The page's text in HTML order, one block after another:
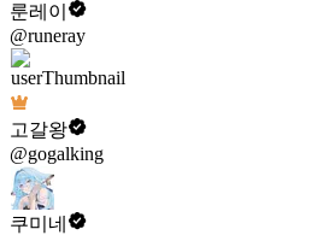
룬레이
@runeray
고갈왕
@gogalking
쿠미네